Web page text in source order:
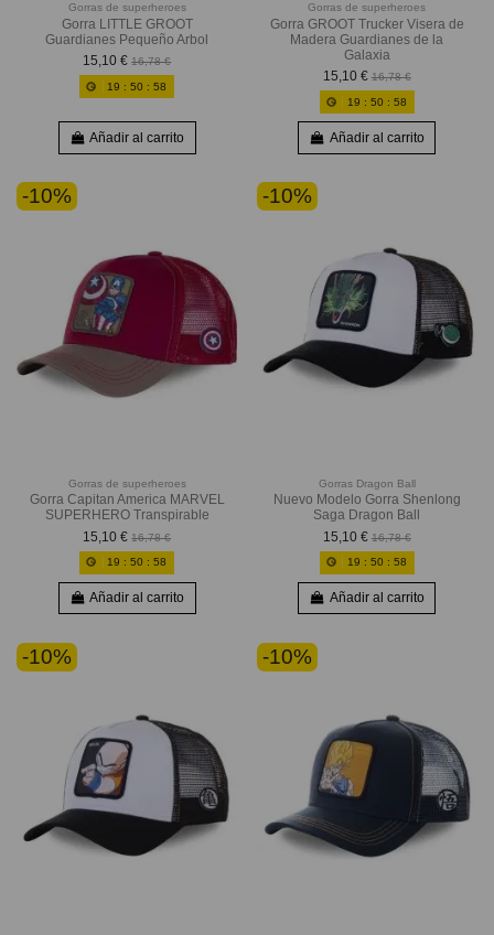
Gorras de superheroes
Gorra LITTLE GROOT
Guardianes Pequeño Arbol
15,10 € 16,78 €
19 :50 :56
Añadir al carrito
Gorras de superheroes
Gorra GROOT Trucker Visera de
Madera Guardianes de la
Galaxia
15,10 € 16,78 €
19 : 50 : 56
Añadir al carrito
-10%
Gorras de superheroes
Gorra Capitan America MARVEL
SUPERHERO Transpirable
15,10 € 16,78 €
19 :50 :56
Añadir al carrito
-10%
Gorras Dragon Ball
Nuevo Modelo Gorra Shenlong
Saga Dragon Ball
15,10 € 16,78 €
19 : 50 : 56
Añadir al carrito
-10% -10%